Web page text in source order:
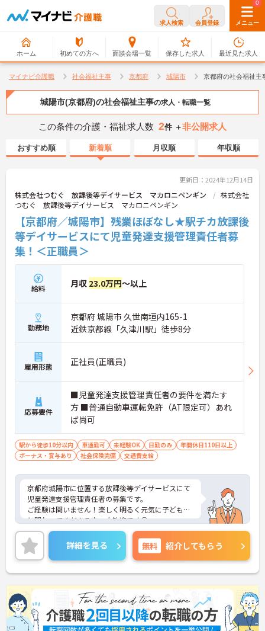
求人検索 会員登録 メニュー
ホーム 初めての方へ 面談会場一覧
0
保存した求人
0
最近見た求人
マイナビ介護職 社会福祉主事 京都府 城陽市 京都府の社会福祉主
城陽市(京都府)の社会福祉主事の求人・転職一覧
この条件の介護・福祉求人数 2件 ＋非公開求人
おすすめ順 新着順 月収順 年収順
更新日：2024年12月14日
株式会社つむぐ 放課後等デイサービス マカロニペンギン
株式会社
つむぐ 放課後等デイサービス マカロニペンギン
【京都府／城陽市】残業ほぼなし★駅チカ放課後
等デイサービスにて児童発達支援管理責任者募
集！＜正職員＞
給料 月収 23.0万円～以上
勤務地
京都府 城陽市 久世南垣内165-1
近鉄京都線「久津川駅」徒歩8分
雇用形態 正社員(正職員)
応募要件
■児童発達支援管理責任者の要件を満たす
方 ■普通自動車運転免許（AT限定可）あれ
ば尚可
駅から徒歩10分以内 車通勤可 未経験OK 日勤のみ
年間休日110日以上
ボーナス・賞与あり
社会保険完備 交通費支給
京都府城陽市に位置する放課後等デイサービスにて
児童発達支援管理責任者の募集です。
ご経験は問いません！楽しく明るく元気に子ども達
と関わってくださる方、大歓迎です◎
また、頑張りはしっかりと評価してくださるのでモ
チベーション高く働けます！
ご興味ある方には、面接対策ポイントなど、さらに
詳細をお話しいたしますのでお気軽にご相談くださ
い！
詳細を見る 無料 紹介してもらう